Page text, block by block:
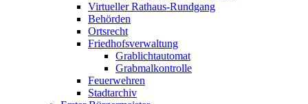
Virtueller Rathaus-Rundgang
Behörden
Ortsrecht
Friedhofsverwaltung
Grablichtautomat
Grabmalkontrolle
Feuerwehren
Stadtarchiv